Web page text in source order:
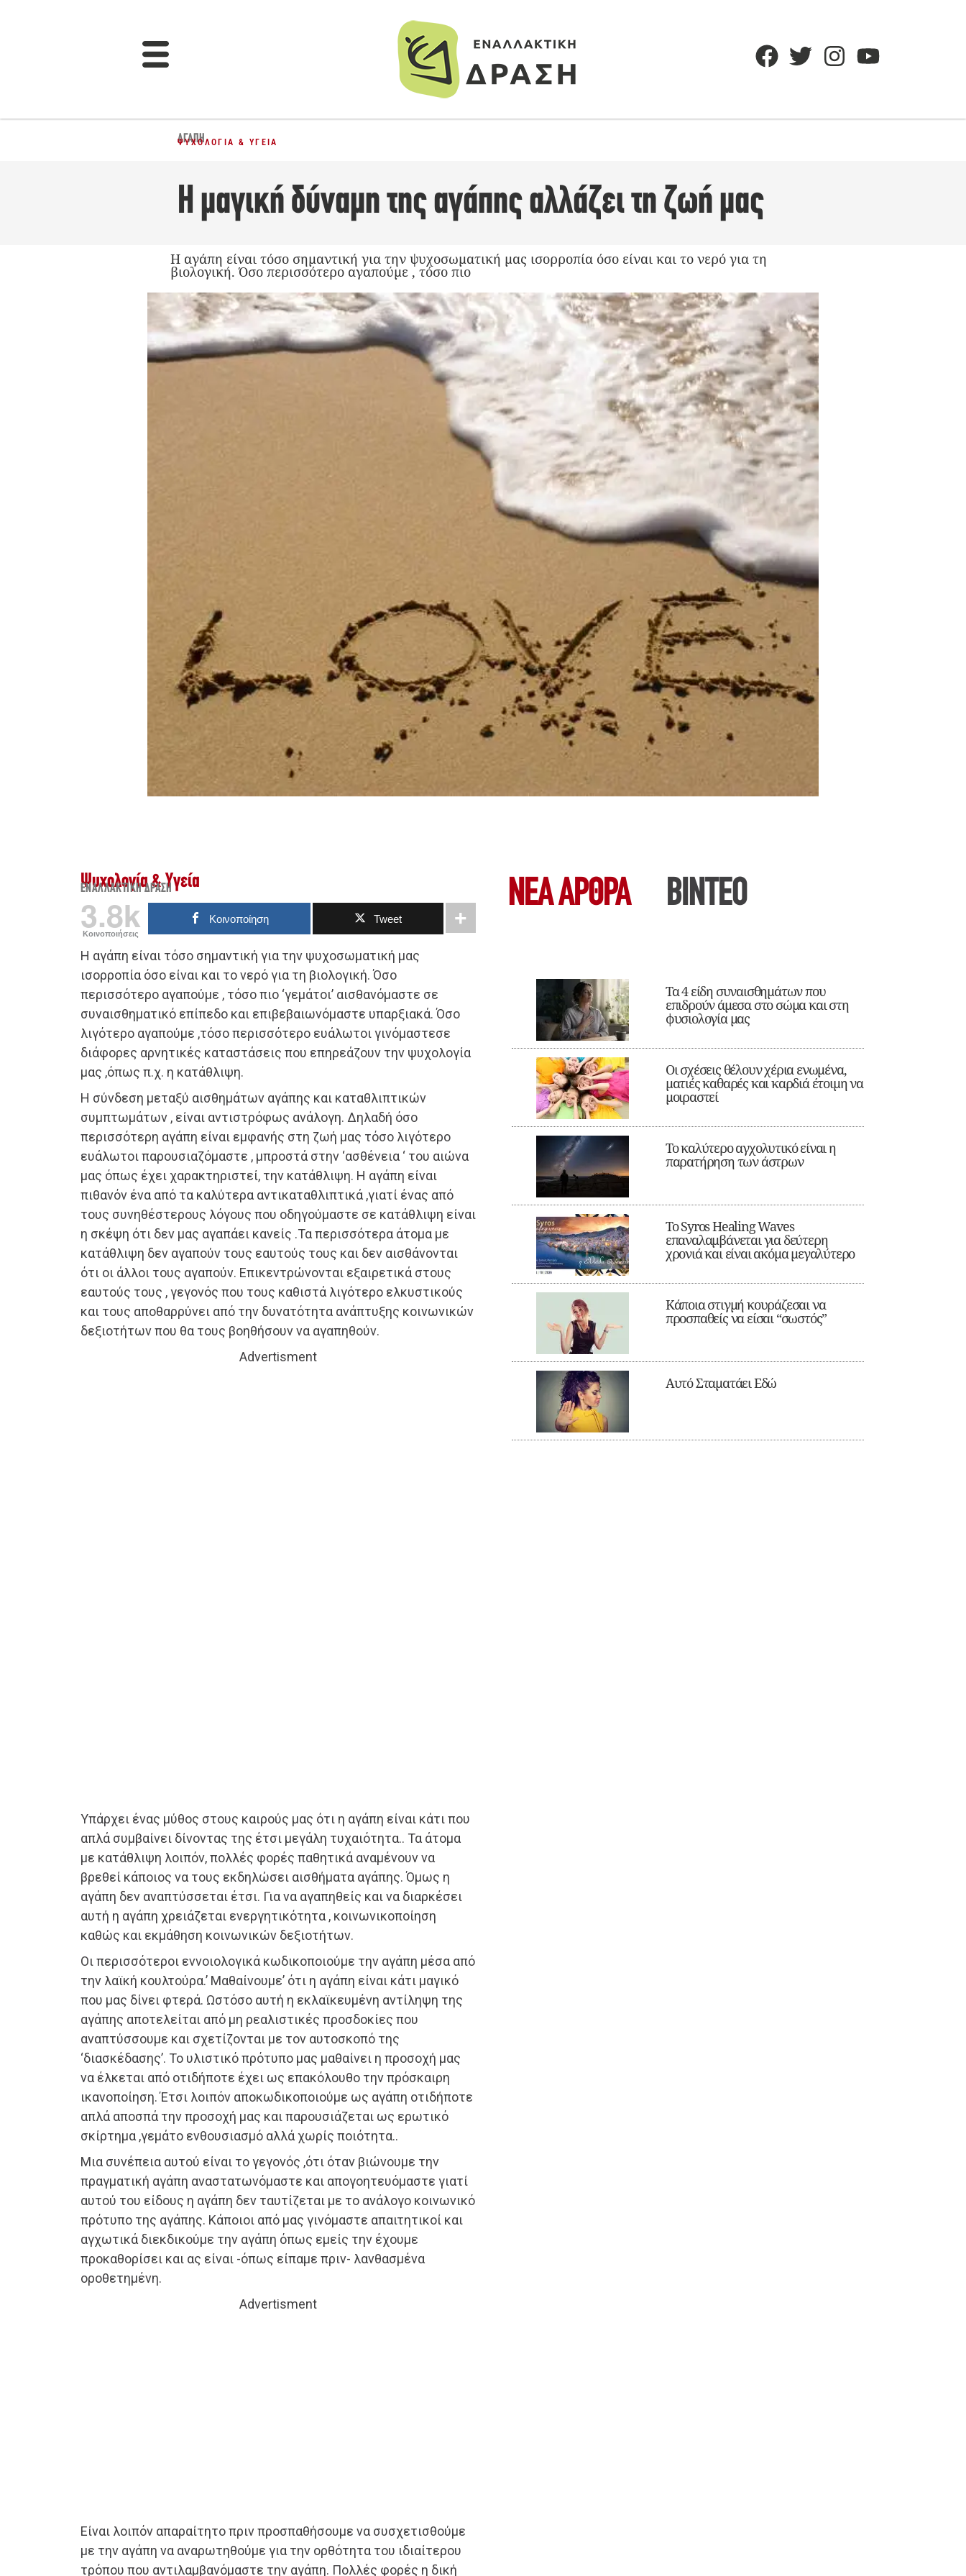
ΑΓΆΠΗ
ΨΥΧΟΛΟΓΊΑ & ΥΓΕΊΑ
Η μαγική δύναμη της αγάπης αλλάζει τη ζωή μας
Η αγάπη είναι τόσο σημαντική για την ψυχοσωματική μας ισορροπία όσο είναι και το νερό για τη
βιολογική. Όσο περισσότερο αγαπούμε , τόσο πιο
Ψυχολογία & Υγεία
ΕΝΑΛΛΑΚΤΙΚΉ ΔΡΆΣΗ
3.8k
Κοινοποιήσεις
Κοινοποίηση Tweet
Η αγάπη είναι τόσο σημαντική για την ψυχοσωματική μας
ισορροπία όσο είναι και το νερό για τη βιολογική. Όσο
περισσότερο αγαπούμε , τόσο πιο ‘γεμάτοι’ αισθανόμαστε σε
συναισθηματικό επίπεδο και επιβεβαιωνόμαστε υπαρξιακά. Όσο
λιγότερο αγαπούμε ,τόσο περισσότερο ευάλωτοι γινόμαστεσε
διάφορες αρνητικές καταστάσεις που επηρεάζουν την ψυχολογία
μας ,όπως π.χ. η κατάθλιψη.
Η σύνδεση μεταξύ αισθημάτων αγάπης και καταθλιπτικών
συμπτωμάτων , είναι αντιστρόφως ανάλογη. Δηλαδή όσο
περισσότερη αγάπη είναι εμφανής στη ζωή μας τόσο λιγότερο
ευάλωτοι παρουσιαζόμαστε , μπροστά στην ‘ασθένεια ‘ του αιώνα
μας όπως έχει χαρακτηριστεί, την κατάθλιψη. Η αγάπη είναι
πιθανόν ένα από τα καλύτερα αντικαταθλιπτικά ,γιατί ένας από
τους συνηθέστερους λόγους που οδηγούμαστε σε κατάθλιψη είναι
η σκέψη ότι δεν μας αγαπάει κανείς .Τα περισσότερα άτομα με
κατάθλιψη δεν αγαπούν τους εαυτούς τους και δεν αισθάνονται
ότι οι άλλοι τους αγαπούν. Επικεντρώνονται εξαιρετικά στους
εαυτούς τους , γεγονός που τους καθιστά λιγότερο ελκυστικούς
και τους αποθαρρύνει από την δυνατότητα ανάπτυξης κοινωνικών
δεξιοτήτων που θα τους βοηθήσουν να αγαπηθούν.
Advertisment
Υπάρχει ένας μύθος στους καιρούς μας ότι η αγάπη είναι κάτι που
απλά συμβαίνει δίνοντας της έτσι μεγάλη τυχαιότητα.. Τα άτομα
με κατάθλιψη λοιπόν, πολλές φορές παθητικά αναμένουν να
βρεθεί κάποιος να τους εκδηλώσει αισθήματα αγάπης. Όμως η
αγάπη δεν αναπτύσσεται έτσι. Για να αγαπηθείς και να διαρκέσει
αυτή η αγάπη χρειάζεται ενεργητικότητα , κοινωνικοποίηση
καθώς και εκμάθηση κοινωνικών δεξιοτήτων.
Οι περισσότεροι εννοιολογικά κωδικοποιούμε την αγάπη μέσα από
την λαϊκή κουλτούρα.’ Μαθαίνουμε’ ότι η αγάπη είναι κάτι μαγικό
που μας δίνει φτερά. Ωστόσο αυτή η εκλαϊκευμένη αντίληψη της
αγάπης αποτελείται από μη ρεαλιστικές προσδοκίες που
αναπτύσσουμε και σχετίζονται με τον αυτοσκοπό της
‘διασκέδασης’. Το υλιστικό πρότυπο μας μαθαίνει η προσοχή μας
να έλκεται από οτιδήποτε έχει ως επακόλουθο την πρόσκαιρη
ικανοποίηση. Έτσι λοιπόν αποκωδικοποιούμε ως αγάπη οτιδήποτε
απλά αποσπά την προσοχή μας και παρουσιάζεται ως ερωτικό
σκίρτημα ,γεμάτο ενθουσιασμό αλλά χωρίς ποιότητα..
Μια συνέπεια αυτού είναι το γεγονός ,ότι όταν βιώνουμε την
πραγματική αγάπη αναστατωνόμαστε και απογοητευόμαστε γιατί
αυτού του είδους η αγάπη δεν ταυτίζεται με το ανάλογο κοινωνικό
πρότυπο της αγάπης. Κάποιοι από μας γινόμαστε απαιτητικοί και
αγχωτικά διεκδικούμε την αγάπη όπως εμείς την έχουμε
προκαθορίσει και ας είναι -όπως είπαμε πριν- λανθασμένα
οροθετημένη.
Advertisment
Είναι λοιπόν απαραίτητο πριν προσπαθήσουμε να συσχετισθούμε
με την αγάπη να αναρωτηθούμε για την ορθότητα του ιδιαίτερου
τρόπου που αντιλαμβανόμαστε την αγάπη. Πολλές φορές η δική
ΝΕΑ ΆΡΘΡΑ ΒΙΝΤΕΟ
Τα 4 είδη συναισθημάτων που
επιδρούν άμεσα στο σώμα και στη
φυσιολογία μας
Οι σχέσεις θέλουν χέρια ενωμένα,
ματιές καθαρές και καρδιά έτοιμη να
μοιραστεί
Το καλύτερο αγχολυτικό είναι η
παρατήρηση των άστρων
Το Syros Healing Waves
επαναλαμβάνεται για δεύτερη
χρονιά και είναι ακόμα μεγαλύτερο
Κάποια στιγμή κουράζεσαι να
προσπαθείς να είσαι “σωστός”
Αυτό Σταματάει Εδώ